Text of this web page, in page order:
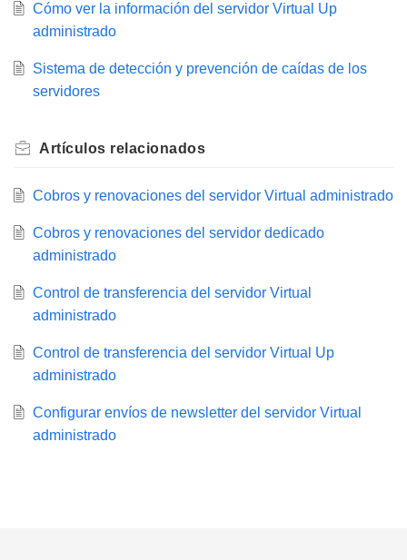
Cómo ver la información del servidor Virtual Up
administrado
Sistema de detección y prevención de caídas de los
servidores
Artículos relacionados
Cobros y renovaciones del servidor Virtual administrado
Cobros y renovaciones del servidor dedicado
administrado
Control de transferencia del servidor Virtual
administrado
Control de transferencia del servidor Virtual Up
administrado
Configurar envíos de newsletter del servidor Virtual
administrado